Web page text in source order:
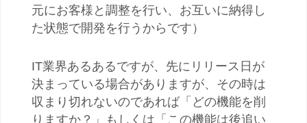
元にお客様と調整を行い、お互いに納得し
た状態で開発を行うからです）
IT業界あるあるですが、先にリリース日が
決まっている場合がありますが、その時は
収まり切れないのであれば「どの機能を削
りますか？」もしくは「この機能は後追い